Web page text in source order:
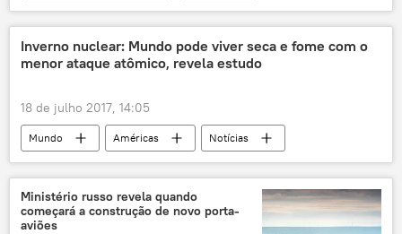
Notícias
Líbano
Síria
Juroud Arsal
Daesh
Frente al-Nusra
Hezbollah
Inverno nuclear: Mundo pode viver seca e fome com o
menor ataque atômico, revela estudo
18 de julho 2017, 14:05
Mundo Américas
Notícias
Nebraska
China
Reino Unido
Coreia do Norte
Adam Liska
Universidade de Nebraska
Guerra Fria
Ministério russo revela quando
começará a construção de novo porta-
aviões